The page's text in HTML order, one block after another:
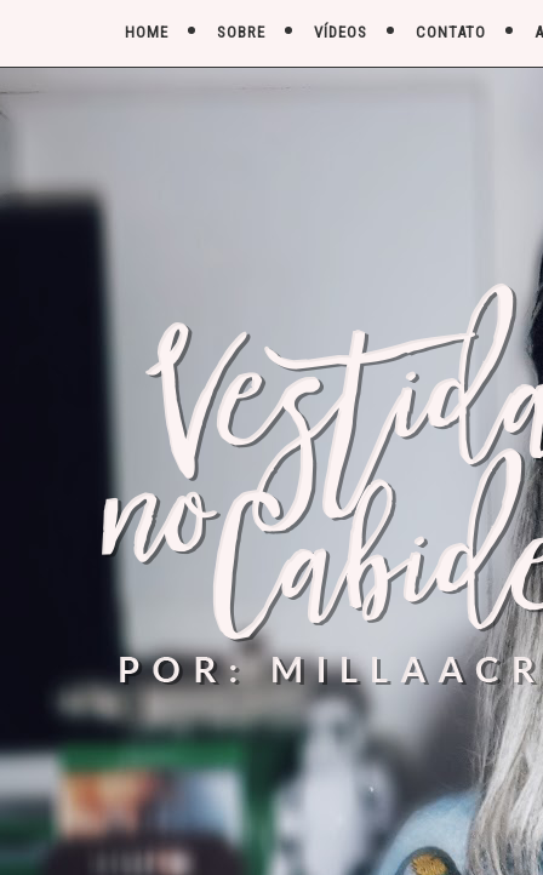
HOME SOBRE VÍDEOS CONTATO